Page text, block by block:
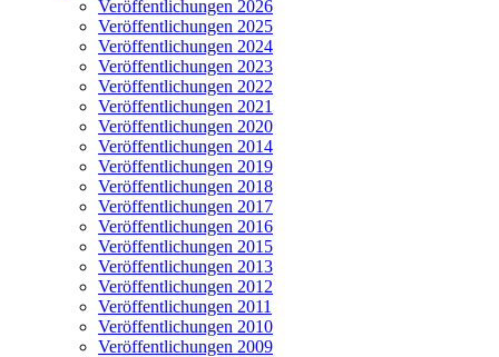
Veröffentlichungen 2026
Veröffentlichungen 2025
Veröffentlichungen 2024
Veröffentlichungen 2023
Veröffentlichungen 2022
Veröffentlichungen 2021
Veröffentlichungen 2020
Veröffentlichungen 2014
Veröffentlichungen 2019
Veröffentlichungen 2018
Veröffentlichungen 2017
Veröffentlichungen 2016
Veröffentlichungen 2015
Veröffentlichungen 2013
Veröffentlichungen 2012
Veröffentlichungen 2011
Veröffentlichungen 2010
Veröffentlichungen 2009